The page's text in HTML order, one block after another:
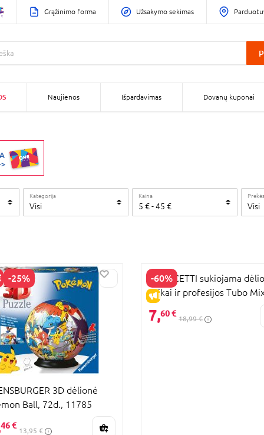
Grąžinimo forma Užsakymo sekimas
Naujienos Išpardavimas Dovanų kuponai
Kategorija
Visi
Kaina
5 €-45 € Visi
-25%
3D dėlionė
Ball, 72d., 11785
46 €
13,95 €
-60%
IŠPARDAVIMAS
QUERCETTI sukiojama
vaikai ir profesijos Tubo
Match, 2583
7,60 €
18,99 €